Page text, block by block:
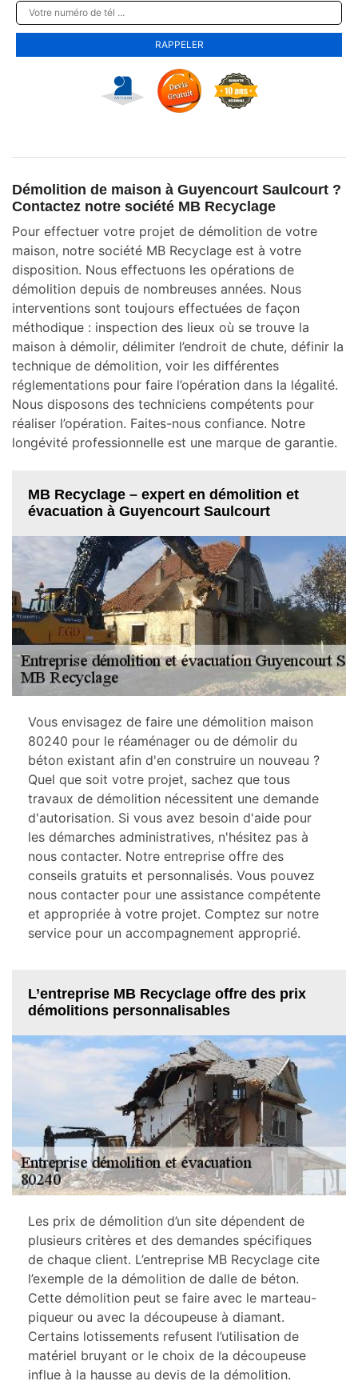
Démolition de maison à Guyencourt Saulcourt ?
Contactez notre société MB Recyclage
Pour effectuer votre projet de démolition de votre
maison, notre société MB Recyclage est à votre
disposition. Nous effectuons les opérations de
démolition depuis de nombreuses années. Nous
interventions sont toujours effectuées de façon
méthodique : inspection des lieux où se trouve la
maison à démolir, délimiter l’endroit de chute, définir la
technique de démolition, voir les différentes
réglementations pour faire l’opération dans la légalité.
Nous disposons des techniciens compétents pour
réaliser l’opération. Faites-nous confiance. Notre
longévité professionnelle est une marque de garantie.
MB Recyclage – expert en démolition et
évacuation à Guyencourt Saulcourt
Vous envisagez de faire une démolition maison
80240 pour le réaménager ou de démolir du
béton existant afin d'en construire un nouveau ?
Quel que soit votre projet, sachez que tous
travaux de démolition nécessitent une demande
d'autorisation. Si vous avez besoin d'aide pour
les démarches administratives, n'hésitez pas à
nous contacter. Notre entreprise offre des
conseils gratuits et personnalisés. Vous pouvez
nous contacter pour une assistance compétente
et appropriée à votre projet. Comptez sur notre
service pour un accompagnement approprié.
L’entreprise MB Recyclage offre des prix
démolitions personnalisables
Les prix de démolition d’un site dépendent de
plusieurs critères et des demandes spécifiques
de chaque client. L’entreprise MB Recyclage cite
l’exemple de la démolition de dalle de béton.
Cette démolition peut se faire avec le marteau-
piqueur ou avec la découpeuse à diamant.
Certains lotissements refusent l’utilisation de
matériel bruyant or le choix de la découpeuse
influe à la hausse au devis de la démolition.